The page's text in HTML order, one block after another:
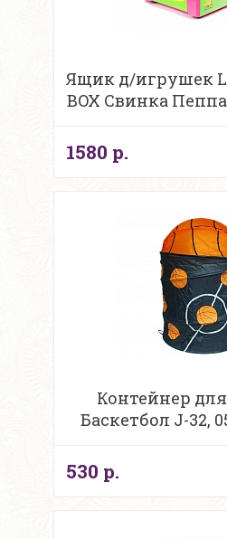
Ящик д/игрушек
BOX Свинка
1580 р.
Контейнер
Баскетбол J-32,
530 р.